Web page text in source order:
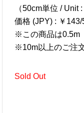
（50cm単位 / Unit :
価格 (JPY) : ￥143/
※この商品は0.5m
※10m以上のご注
Sold Out